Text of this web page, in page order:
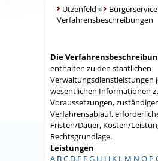
Utzenfeld » Bürgerservice
Verfahrensbeschreibungen
Die
enthalten zu den staatlichen
Verwaltungsdienstleistungen
wesentlichen Informationen
Voraussetzungen,
Verfahrensablauf,
Fristen/Dauer, Kosten/
Rechtsgrundlage.
Leistungen
A BC D E FG H I J K L M N O P